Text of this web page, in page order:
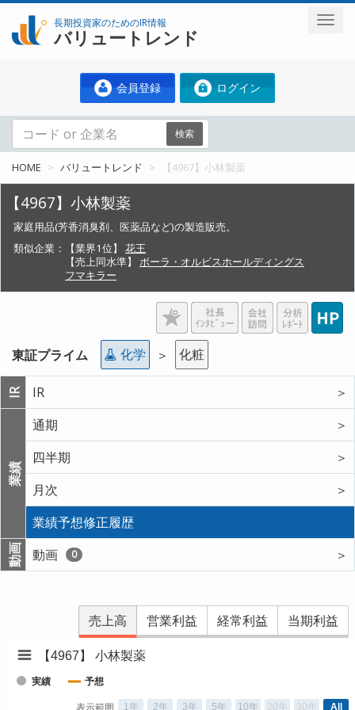
長期投資家のためのIR情報
バリュートレンド
会員登録 ログイン
検索
HOME バリュートレンド 【4967】小林製薬
【4967】小林製薬
家庭用品(芳香消臭剤、医薬品など)の製造販売。
類似企業：
【業界1位】
花王
【売上同水準】
ポーラ・オルビスホールディングス
フマキラー
東証プライム 化学 ＞ 化粧
IR IR ＞
業績
通期
＞
四半期
＞
月次
＞
業績予想修正履歴
動画 動画 0 ＞
売上高 営業利益 経常利益 当期利益
【4967】 小林製薬
表示範囲 1年 2年 3年 5年 10年 20年 30年 All
実績 予想